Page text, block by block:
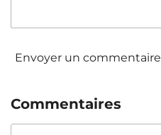
Envoyer un commentaire
Commentaires